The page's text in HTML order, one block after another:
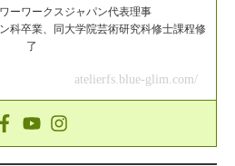
ーワークスジャパン代表理事
科卒業、同大学院芸術研究科修士課程修
了
atelierfs.blue-glim.com/